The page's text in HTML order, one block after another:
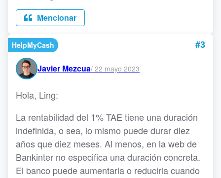
Mencionar
HelpMyCash #3
Javier Mezcua/ 22 mayo 2023
Hola, Ling:
La rentabilidad del 1% TAE tiene una duración
indefinida, o sea, lo mismo puede durar diez
años que diez meses. Al menos, en la web de
Bankinter no especifica una duración concreta.
El banco puede aumentarla o reducirla cuando